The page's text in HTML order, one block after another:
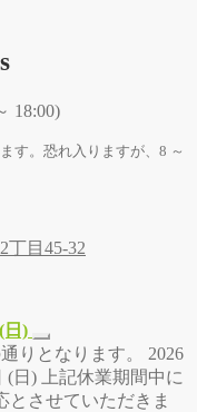
18:00)
す。恐れ入りますが、8 ～
丁目45-32
日)
りとなります。 2026
(日) 上記休業期間中に
とさせていただきま